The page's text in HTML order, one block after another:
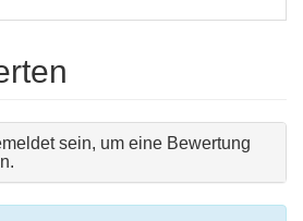
sein, um eine Bewertung